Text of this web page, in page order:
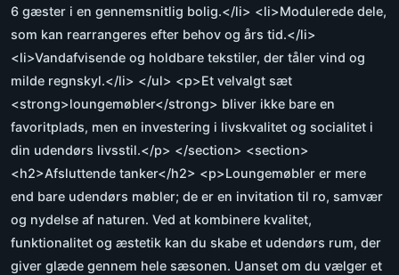
6 gæster i en gennemsnitlig bolig.</li> <li>Modulerede dele,
som kan rearrangeres efter behov og års tid.</li>
<li>Vandafvisende og holdbare tekstiler, der tåler vind og
milde regnskyl.</li> </ul> <p>Et velvalgt sæt
<strong>loungemøbler</strong> bliver ikke bare en
favoritplads, men en investering i livskvalitet og socialitet i
din udendørs livsstil.</p> </section> <section>
<h2>Afsluttende tanker</h2> <p>Loungemøbler er mere
end bare udendørs møbler; de er en invitation til ro, samvær
og nydelse af naturen. Ved at kombinere kvalitet,
funktionalitet og æstetik kan du skabe et udendørs rum, der
giver glæde gennem hele sæsonen. Uanset om du vælger et